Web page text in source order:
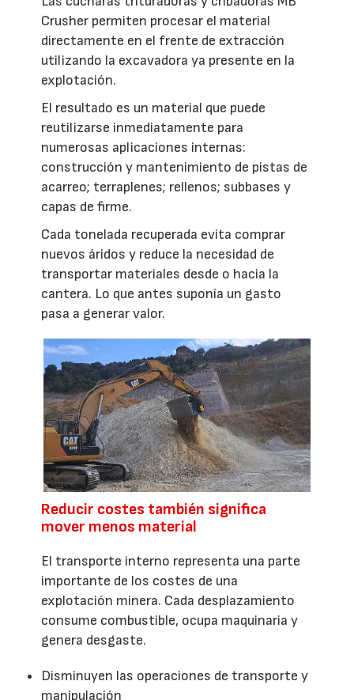
Crusher permiten procesar el material
directamente en el frente de extracción
utilizando la excavadora ya presente en la
explotación.
El resultado es un material que puede
reutilizarse inmediatamente para
numerosas aplicaciones internas:
construcción y mantenimiento de pistas de
acarreo; terraplenes; rellenos; subbases y
capas de firme.
Cada tonelada recuperada evita comprar
nuevos áridos y reduce la necesidad de
transportar materiales desde o hacia la
cantera. Lo que antes suponía un gasto
pasa a generar valor.
Reducir costes también significa
mover menos material
El transporte interno representa una parte
importante de los costes de una
explotación minera. Cada desplazamiento
consume combustible, ocupa maquinaria y
genera desgaste.
Disminuyen las operaciones de transporte y
manipulación